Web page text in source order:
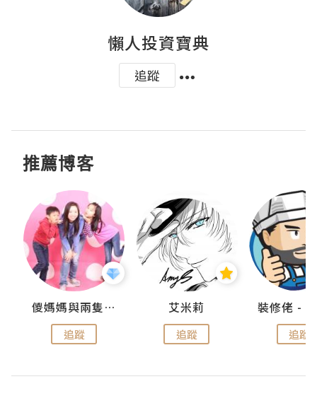
懶人投資寶典
追蹤
推薦博客
儍媽媽與兩隻小魔怪之家
追蹤
艾米莉
追蹤 追蹤